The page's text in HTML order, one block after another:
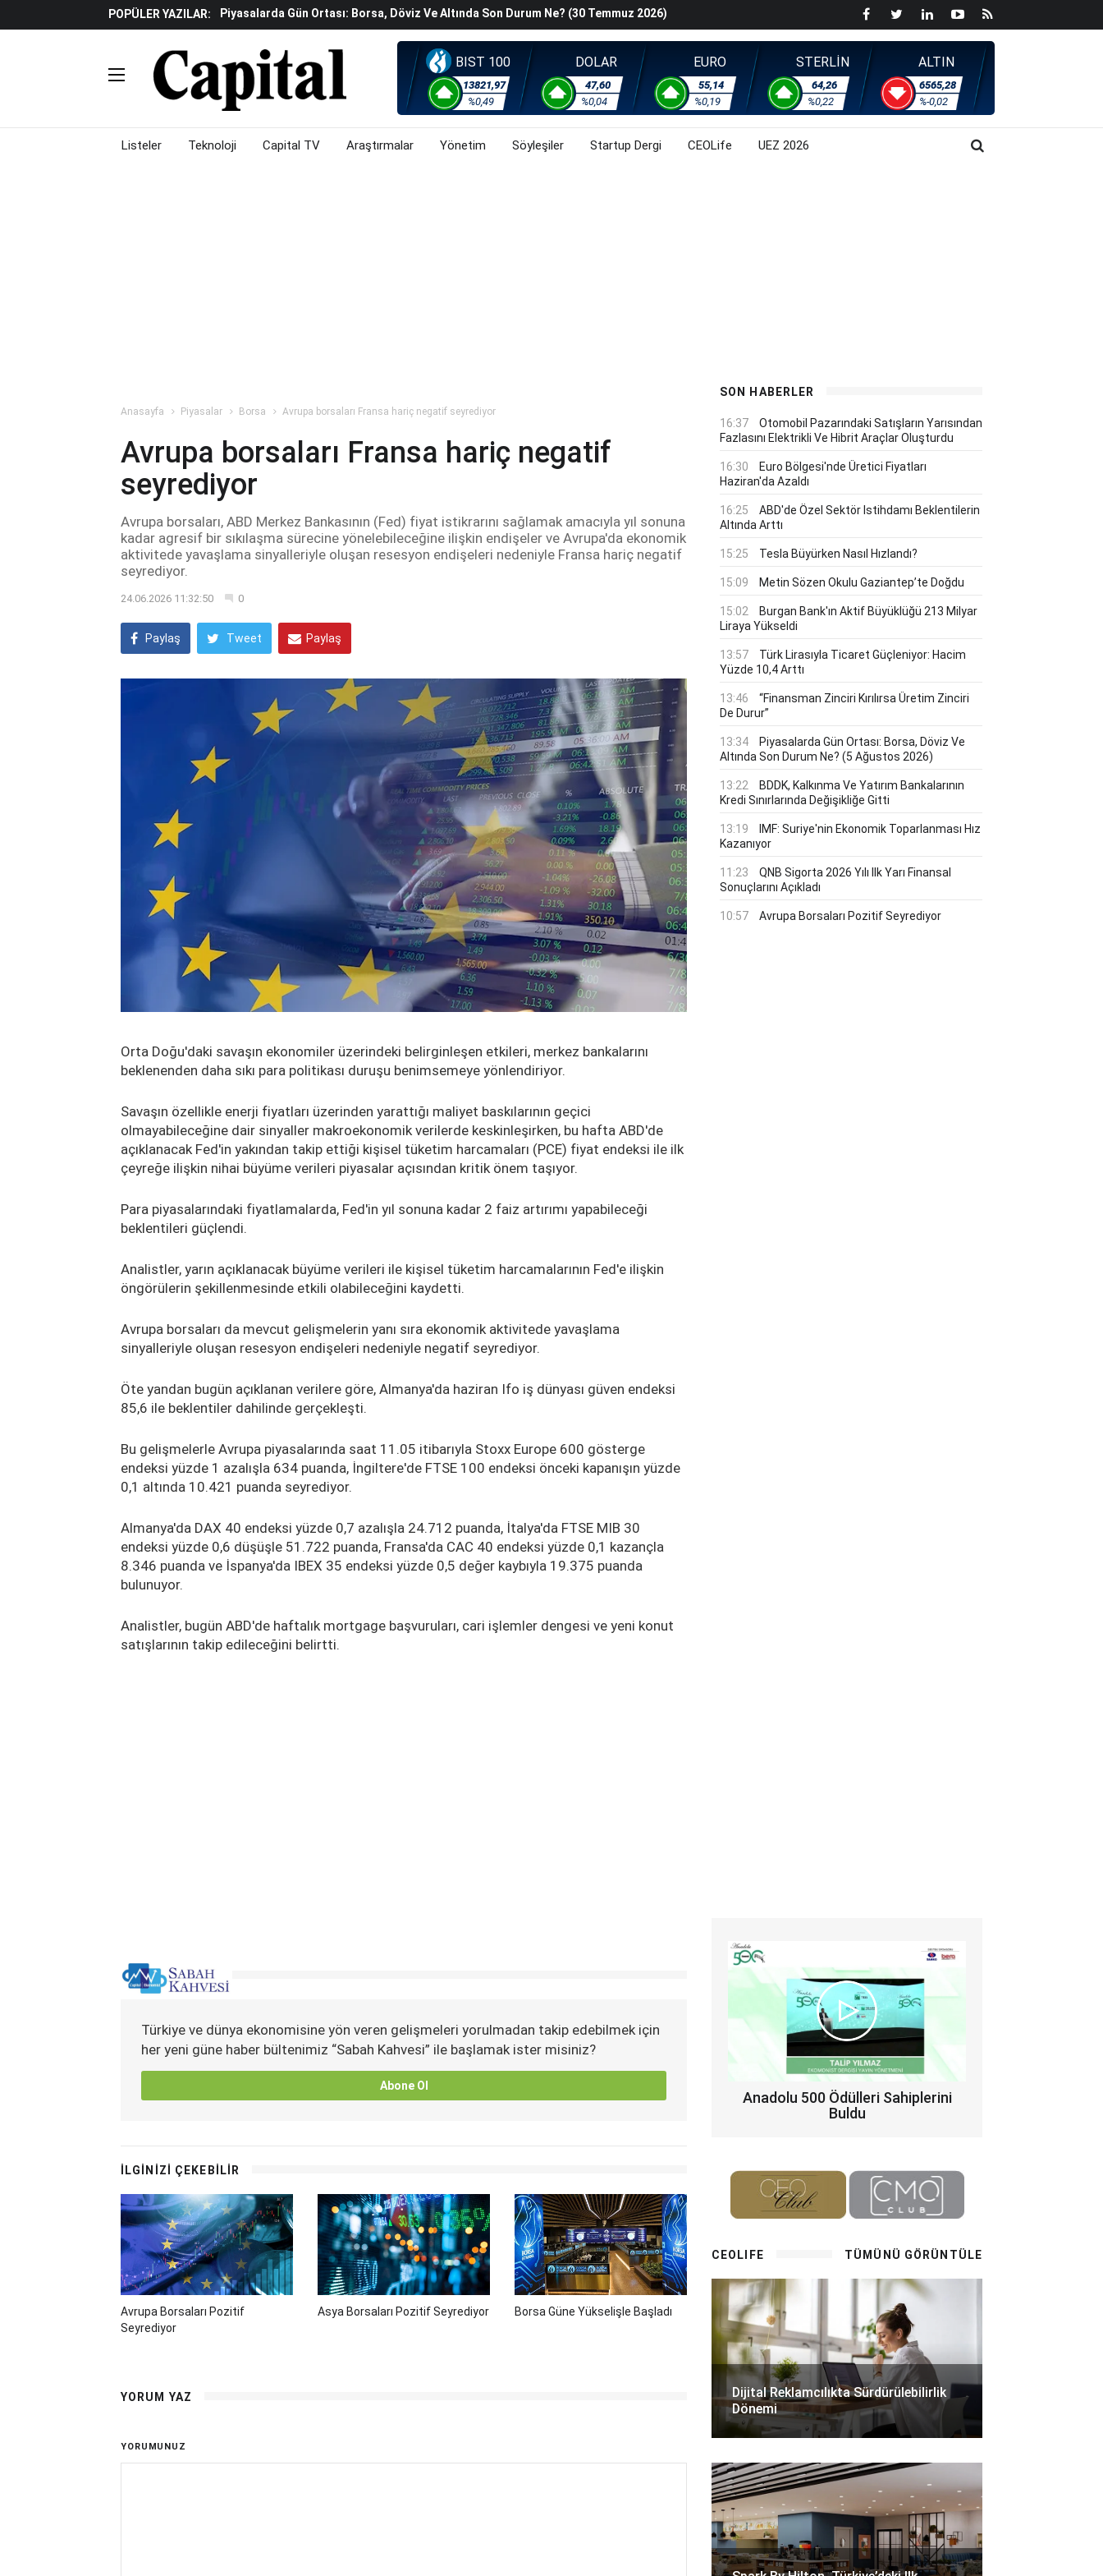
POPÜLER YAZILAR:
Piyasalarda Gün Ortası: Borsa, Döviz Ve Altında Son Durum Ne? (30 Temmuz 2026)
İş Dünyasının Acı Kaybı: Orhan Z. Diren Hayatını Kaybetti
Döviz Ve Altın Güne Nasıl Başladı? (30 Temmuz 2026)
Avrupa'da Yatırım Yapmak Isteyenlere Yeni Alternatif: Fransa
Küresel Piyasalarda Fed'e Ilişkin Belirsizlikler Ve Jeopolitik Gerilimlerden Kaynaklı
Satış Baskısı Hakim
BIST 100
13821,97
%0,49
DOLAR
47,60
%0,04
EURO
55,14
%0,19
STERLİN
64,26
%0,22
ALTIN
6565,28
%-0,02
Listeler Teknoloji Capital TV Araştırmalar Yönetim Söyleşiler Startup Dergi CEOLife UEZ 2026
Anasayfa Piyasalar Borsa Avrupa borsaları Fransa hariç negatif seyrediyor
Avrupa borsaları Fransa hariç negatif
seyrediyor
Avrupa borsaları, ABD Merkez Bankasının (Fed) fiyat istikrarını sağlamak amacıyla yıl sonuna
kadar agresif bir sıkılaşma sürecine yönelebileceğine ilişkin endişeler ve Avrupa'da ekonomik
aktivitede yavaşlama sinyalleriyle oluşan resesyon endişeleri nedeniyle Fransa hariç negatif
seyrediyor.
24.06.2026 11:32:50 0
Paylaş Tweet Paylaş
Orta Doğu'daki savaşın ekonomiler üzerindeki belirginleşen etkileri, merkez bankalarını
beklenenden daha sıkı para politikası duruşu benimsemeye yönlendiriyor.
Savaşın özellikle enerji fiyatları üzerinden yarattığı maliyet baskılarının geçici
olmayabileceğine dair sinyaller makroekonomik verilerde keskinleşirken, bu hafta ABD'de
açıklanacak Fed'in yakından takip ettiği kişisel tüketim harcamaları (PCE) fiyat endeksi ile ilk
çeyreğe ilişkin nihai büyüme verileri piyasalar açısından kritik önem taşıyor.
Para piyasalarındaki fiyatlamalarda, Fed'in yıl sonuna kadar 2 faiz artırımı yapabileceği
beklentileri güçlendi.
Analistler, yarın açıklanacak büyüme verileri ile kişisel tüketim harcamalarının Fed'e ilişkin
öngörülerin şekillenmesinde etkili olabileceğini kaydetti.
Avrupa borsaları da mevcut gelişmelerin yanı sıra ekonomik aktivitede yavaşlama
sinyalleriyle oluşan resesyon endişeleri nedeniyle negatif seyrediyor.
Öte yandan bugün açıklanan verilere göre, Almanya'da haziran Ifo iş dünyası güven endeksi
85,6 ile beklentiler dahilinde gerçekleşti.
Bu gelişmelerle Avrupa piyasalarında saat 11.05 itibarıyla Stoxx Europe 600 gösterge
endeksi yüzde 1 azalışla 634 puanda, İngiltere'de FTSE 100 endeksi önceki kapanışın yüzde
0,1 altında 10.421 puanda seyrediyor.
Almanya'da DAX 40 endeksi yüzde 0,7 azalışla 24.712 puanda, İtalya'da FTSE MIB 30
endeksi yüzde 0,6 düşüşle 51.722 puanda, Fransa'da CAC 40 endeksi yüzde 0,1 kazançla
8.346 puanda ve İspanya'da IBEX 35 endeksi yüzde 0,5 değer kaybıyla 19.375 puanda
bulunuyor.
Analistler, bugün ABD'de haftalık mortgage başvuruları, cari işlemler dengesi ve yeni konut
satışlarının takip edileceğini belirtti.
Türkiye ve dünya ekonomisine yön veren gelişmeleri yorulmadan takip edebilmek için
her yeni güne haber bültenimiz “Sabah Kahvesi” ile başlamak ister misiniz?
Abone Ol
İLGİNİZİ ÇEKEBİLİR
Avrupa Borsaları Pozitif
Seyrediyor
Asya Borsaları Pozitif Seyrediyor Borsa Güne Yükselişle Başladı
YORUM YAZ
YORUMUNUZ
SON HABERLER
16:37
Otomobil Pazarındaki Satışların Yarısından
Fazlasını Elektrikli Ve Hibrit Araçlar Oluşturdu
16:30
Euro Bölgesi'nde Üretici Fiyatları
Haziran'da Azaldı
16:25
ABD'de Özel Sektör Istihdamı Beklentilerin
Altında Arttı
15:25 Tesla Büyürken Nasıl Hızlandı?
15:09 Metin Sözen Okulu Gaziantep’te Doğdu
15:02
Burgan Bank'ın Aktif Büyüklüğü 213 Milyar
Liraya Yükseldi
13:57
Türk Lirasıyla Ticaret Güçleniyor: Hacim
Yüzde 10,4 Arttı
13:46
“Finansman Zinciri Kırılırsa Üretim Zinciri
De Durur”
13:34
Piyasalarda Gün Ortası: Borsa, Döviz Ve
Altında Son Durum Ne? (5 Ağustos 2026)
13:22
BDDK, Kalkınma Ve Yatırım Bankalarının
Kredi Sınırlarında Değişikliğe Gitti
13:19
IMF: Suriye'nin Ekonomik Toparlanması Hız
Kazanıyor
11:23
QNB Sigorta 2026 Yılı Ilk Yarı Finansal
Sonuçlarını Açıkladı
10:57 Avrupa Borsaları Pozitif Seyrediyor
Anadolu 500 Ödülleri Sahiplerini
Buldu
CEOLIFE TÜMÜNÜ GÖRÜNTÜLE
Dijital Reklamcılıkta Sürdürülebilirlik
Dönemi